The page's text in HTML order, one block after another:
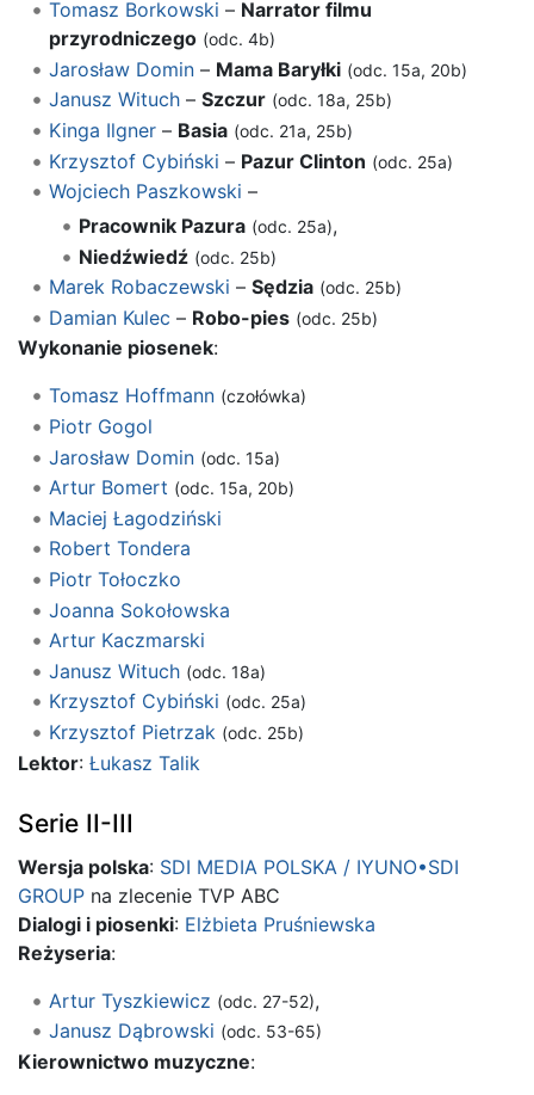
Tomasz Borkowski – Narrator filmu
przyrodniczego (odc. 4b)
Jarosław Domin– Mama Baryłki (odc. 15a, 20b)
Janusz Wituch– Szczur (odc. 18a, 25b)
Kinga Ilgner– Basia (odc. 21a, 25b)
Krzysztof Cybiński – Pazur Clinton (odc. 25a)
Wojciech Paszkowski –
Pracownik Pazura (odc. 25a),
Niedźwiedź (odc. 25b)
Marek Robaczewski – Sędzia (odc. 25b)
Damian Kulec – Robo-pies (odc. 25b)
Wykonanie piosenek:
Tomasz Hoffmann (czołówka)
Piotr Gogol
Jarosław Domin (odc. 15a)
Artur Bomert (odc. 15a, 20b)
Maciej Łagodziński
Robert Tondera
Piotr Tołoczko
Joanna Sokołowska
Artur Kaczmarski
Janusz Wituch (odc. 18a)
Krzysztof Cybiński (odc. 25a)
Krzysztof Pietrzak (odc. 25b)
Lektor: Łukasz Talik
Serie II-III
Wersja polska: SDI MEDIA POLSKA / IYUNO•SDI
GROUP na zlecenie TVP ABC
Dialogi i piosenki: Elżbieta Pruśniewska
Reżyseria:
Artur Tyszkiewicz (odc. 27-52),
Janusz Dąbrowski (odc. 53-65)
Kierownictwo muzyczne: